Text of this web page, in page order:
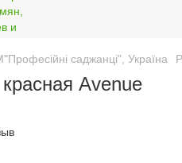
саджанці", Україна
Avenue